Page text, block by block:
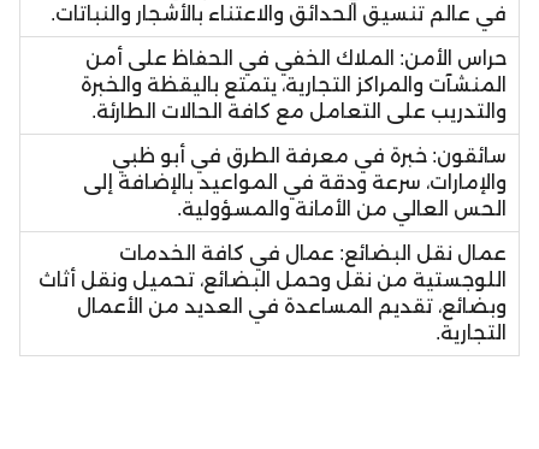
في عالم تنسيق الحدائق والاعتناء بالأشجار والنباتات.
حراس الأمن: الملاك الخفي في الحفاظ على أمن
المنشآت والمراكز التجارية، يتمتع باليقظة والخبرة
والتدريب على التعامل مع كافة الحالات الطارئة.
سائقون: خبرة في معرفة الطرق في أبو ظبي
والإمارات، سرعة ودقة في المواعيد بالإضافة إلى
الحس العالي من الأمانة والمسؤولية.
عمال نقل البضائع: عمال في كافة الخدمات
اللوجستية من نقل وحمل البضائع، تحميل ونقل أثاث
وبضائع، تقديم المساعدة في العديد من الأعمال
التجارية.